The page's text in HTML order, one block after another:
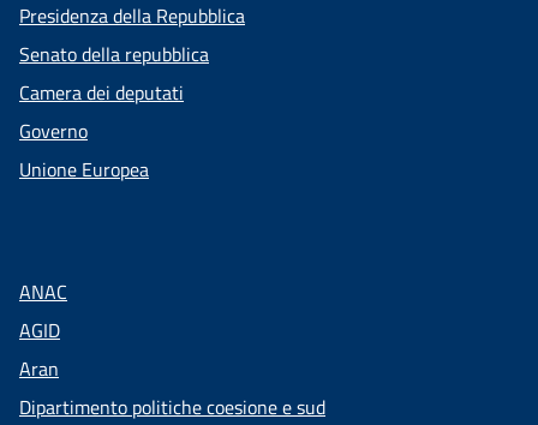
Presidenza della Repubblica
Senato della repubblica
Camera dei deputati
Governo
Unione Europea
ANAC
AGID
Aran
Dipartimento politiche coesione e sud